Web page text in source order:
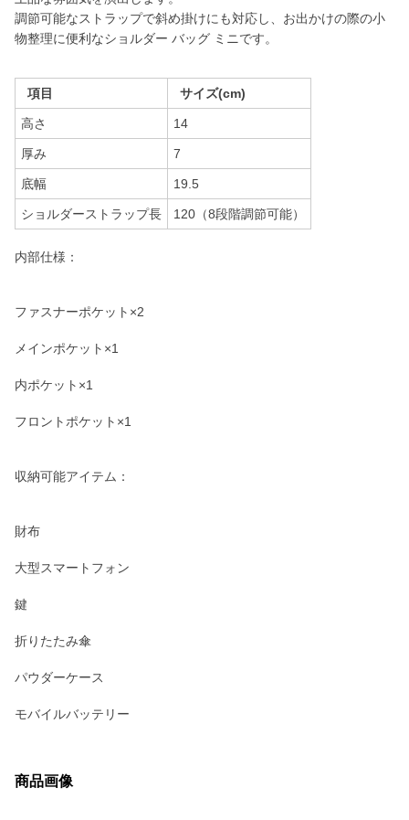
調節可能なストラップで斜め掛けにも対応し、お出かけの際の小
物整理に便利なショルダー バッグ ミニです。
項目 サイズ(cm)
高さ 14
厚み 7
底幅 19.5
ショルダーストラップ長 120（8段階調節可能）
内部仕様：
ファスナーポケット×2
メインポケット×1
内ポケット×1
フロントポケット×1
収納可能アイテム：
財布
大型スマートフォン
鍵
折りたたみ傘
パウダーケース
モバイルバッテリー
商品画像